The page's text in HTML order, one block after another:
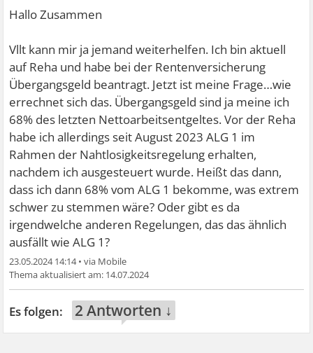
Hallo Zusammen
Vllt kann mir ja jemand weiterhelfen. Ich bin aktuell
auf Reha und habe bei der Rentenversicherung
Übergangsgeld beantragt. Jetzt ist meine Frage…wie
errechnet sich das. Übergangsgeld sind ja meine ich
68% des letzten Nettoarbeitsentgeltes. Vor der Reha
habe ich allerdings seit August 2023 ALG 1 im
Rahmen der Nahtlosigkeitsregelung erhalten,
nachdem ich ausgesteuert wurde. Heißt das dann,
dass ich dann 68% vom ALG 1 bekomme, was extrem
schwer zu stemmen wäre? Oder gibt es da
irgendwelche anderen Regelungen, das das ähnlich
ausfällt wie ALG 1?
23.05.2024 14:14•
14.07.2024
2 Antworten ↓